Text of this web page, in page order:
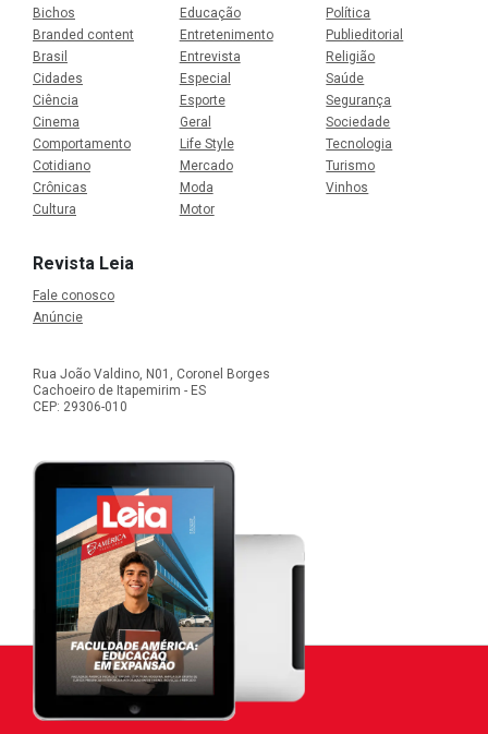
Bichos
Branded content
Brasil
Cidades
Ciência
Cinema
Comportamento
Cotidiano
Crônicas
Cultura
Educação
Entretenimento
Entrevista
Especial
Esporte
Geral
Life Style
Mercado
Moda
Motor
Política
Publieditorial
Religião
Saúde
Segurança
Sociedade
Tecnologia
Turismo
Vinhos
Revista Leia
Fale conosco
Anúncie
Rua João Valdino, N01, Coronel Borges
Cachoeiro de Itapemirim - ES
CEP: 29306-010